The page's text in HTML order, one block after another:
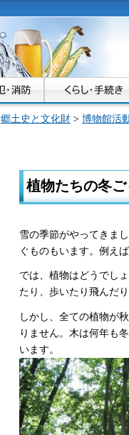
郷土史と文化財 > 博物館活
植物たちの冬
雪の季節がやってきま
ぐものもいます。例え
では、植物はどうでし
たり、歩いたり飛んだ
しかし、全ての植物が
りません。木は何年も
います。